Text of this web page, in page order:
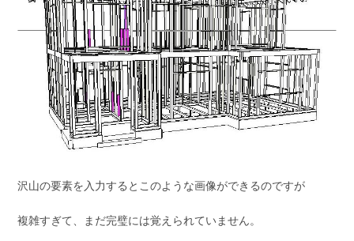
沢山の要素を入力するとこのような画像ができるのですが
複雑すぎて、まだ完璧には覚えられていません。